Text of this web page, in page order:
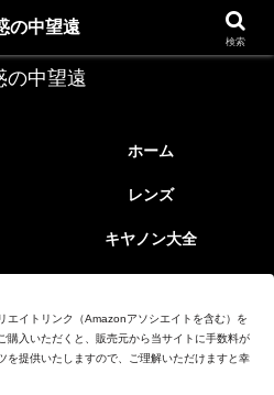
なEFレンズ
の中望遠
ホーム
レンズ
キヤノン大全
エイトリンク（Amazonアソシエイトを含む）を
購入いただくと、販売元から当サイトに手数料が
を提供いたしますので、ご理解いただけますと幸
の中望遠
検索